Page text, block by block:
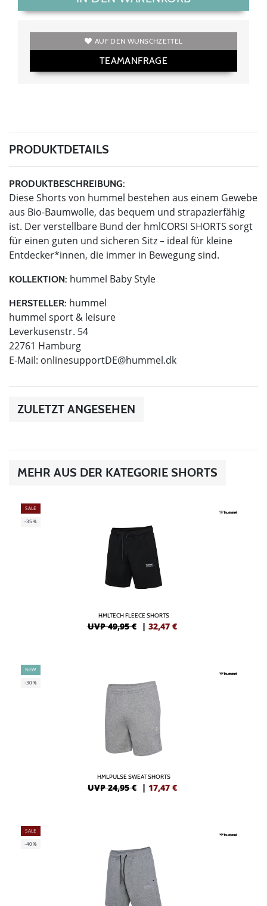
AUF DEN WUNSCHZETTEL
TEAMANFRAGE
PRODUKTDETAILS
PRODUKTBESCHREIBUNG:
Diese Shorts von hummel bestehen aus einem Gewebe
aus Bio-Baumwolle, das bequem und strapazierfähig
ist. Der verstellbare Bund der hmlCORSI SHORTS sorgt
für einen guten und sicheren Sitz – ideal für kleine
Entdecker*innen, die immer in Bewegung sind.
KOLLEKTION: hummel Baby Style
HERSTELLER: hummel
hummel sport & leisure
Leverkusenstr. 54
22761 Hamburg
E-Mail: onlinesupportDE@hummel.dk
ZULETZT ANGESEHEN
MEHR AUS DER KATEGORIE SHORTS
SALE
-35%
HMLTECH FLEECE SHORTS
UVP 49,95 € | 32,47 €
NEW
-30%
HMLPULSE SWEAT SHORTS
UVP 24,95 € | 17,47 €
SALE
-40%